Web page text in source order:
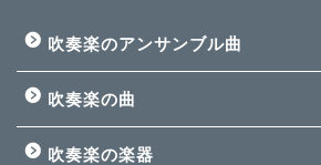
吹奏楽のアンサンブル曲
吹奏楽の曲
吹奏楽の楽器